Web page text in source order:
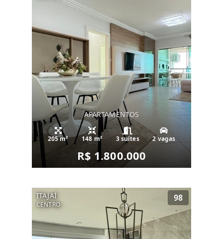
APARTAMENTOS
205 m² 148 m² 3 suítes 2 vagas
R$ 1.800.000
ITAJAÍ
CENTRO
98